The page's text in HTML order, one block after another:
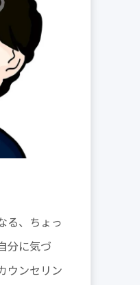
る、ちょっ
分に気づ
ウンセリン